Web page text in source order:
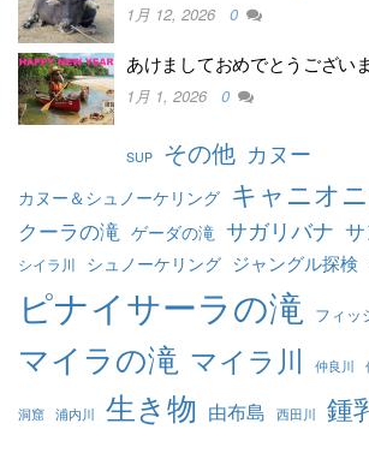
1月 12, 2026 0
あけましておめでとうござい
1月 1, 2026 0
SUP その他 カヌー
カヌー＆シュノーケリング キャニオ
クーラの滝 ゲーダの滝 サガリバナ
シイラ川 シュノーケリング ジャングル探検
ピナイサーラの滝 フィッ
マイラの滝 マイラ川 仲良川
洞窟 浦内川 生き物 由布島 西田川 鍾